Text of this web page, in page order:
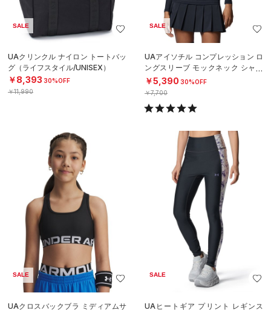
SALE
UAクリンクル ナイロン トートバッ
グ（ライフスタイル/UNISEX）
￥8,393 30%OFF
￥11,990
SALE
UAアイソチル コンプレッション ロ
ングスリーブ モックネック シャツ
（ゴルフ/WOMEN）
￥5,390 30%OFF
￥7,700
SALE
UAクロスバックブラ ミディアムサ
SALE
UAヒートギア プリント レギンス